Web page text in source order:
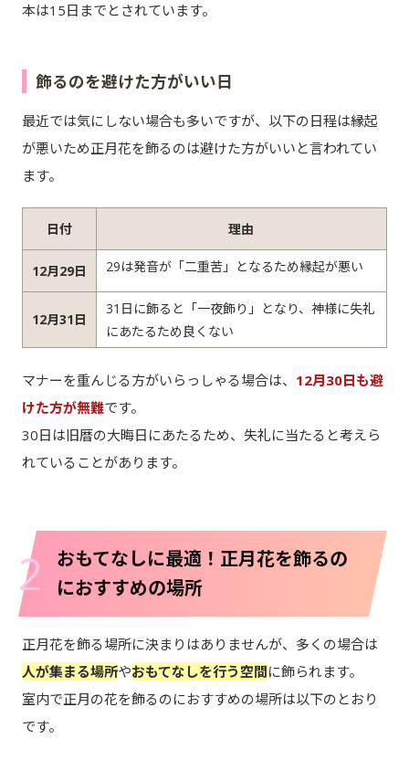
本は15日までとされています。
飾るのを避けた方がいい日
最近では気にしない場合も多いですが、以下の日程は縁起
が悪いため正月花を飾るのは避けた方がいいと言われてい
ます。
日付 理由
12月29日 29は発音が「二重苦」となるため縁起が悪い
12月31日
31日に飾ると「一夜飾り」となり、神様に失礼
にあたるため良くない
マナーを重んじる方がいらっしゃる場合は、 12月30日も避
けた方が無難です。
30日は旧暦の大晦日にあたるため、失礼に当たると考えら
れていることがあります。
2
おもてなしに最適！正月花を飾るの
におすすめの場所
正月花を飾る場所に決まりはありませんが、多くの場合は
人が集まる場所やおもてなしを行う空間に飾られます。
室内で正月の花を飾るのにおすすめの場所は以下のとおり
です。